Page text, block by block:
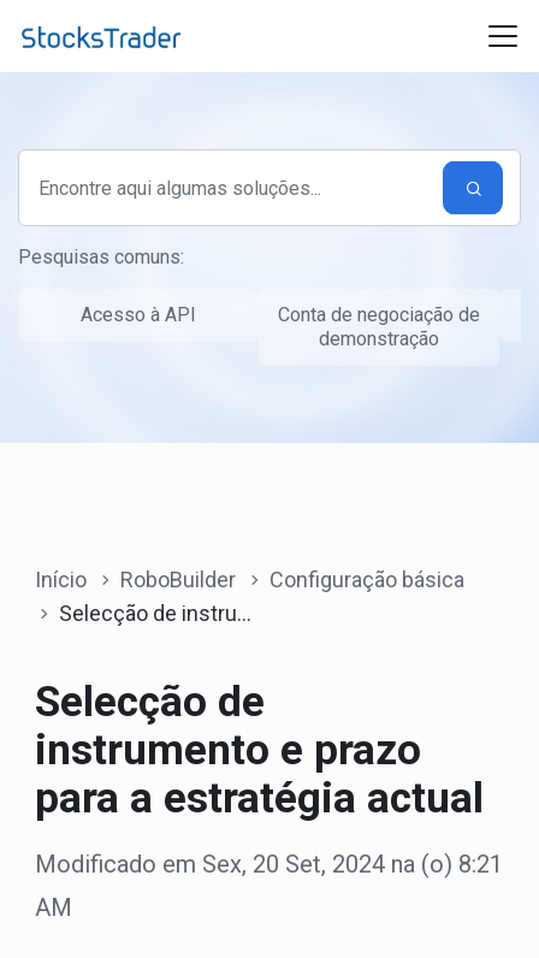
Pesquisas comuns:
Acesso à API
Conta de negociação de
demonstração
Início RoboBuilder
Configuração básica
Selecção de instrumento e prazo para a estratégia actual
Selecção de
instrumento e prazo
para a estratégia actual
Modificado em Sex, 20 Set, 2024 na (o) 8:21
AM